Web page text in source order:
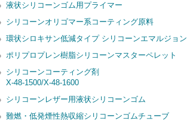
液状シリコーンゴム用プライマー
シリコーンオリゴマー系コーティング原料
環状シロキサン低減タイプ シリコーンエマルジョン
ポリプロプレン樹脂シリコーンマスターペレット
シリコーンコーティング剤
X-48-1500/X-48-1600
シリコーンレザー用液状シリコーンゴム
難燃・低発煙性熱収縮シリコーンゴムチューブ